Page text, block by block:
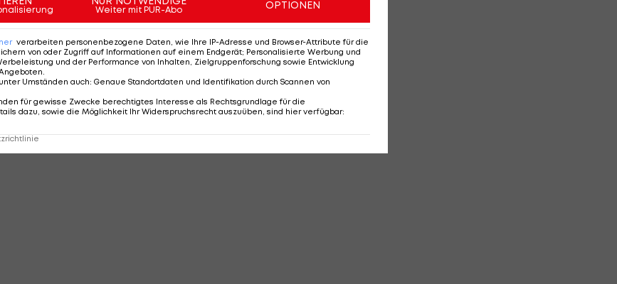
Weiter mit PUR-Abo OPTIONEN
verarbeiten personenbezogene Daten, wie Ihre IP-Adresse und Browser-Attribute für die
von oder Zugriff auf Informationen auf einem Endgerät; Personalisierte Werbung und
und der Performance von Inhalten, Zielgruppenforschung sowie Entwicklung
Umständen auch: Genaue Standortdaten und Identifikation durch Scannen von
für gewisse Zwecke berechtigtes Interesse als Rechtsgrundlage für die
dazu, sowie die Möglichkeit Ihr Widerspruchsrecht auszuüben, sind hier verfügbar: